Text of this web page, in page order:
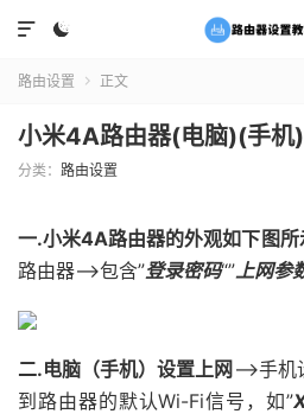


路由设置  正文
小米4A路由器(电脑)(手
分类： 路由设置
一.小米4A路由器的外观如下图所
路由器——>包含”登录密码“”上网参
二.电脑（手机）设置上网 ——>手
到路由器的默认Wi-Fi信号，如”